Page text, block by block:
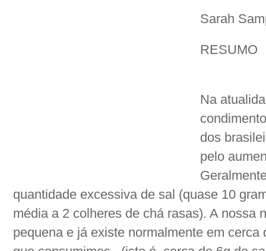
Sarah
RESUMO
Na
dos
pelo
quantidade excessiva de sal (quase 10
média a 2 colheres de chá rasas). A nossa
pequena e já existe normalmente em